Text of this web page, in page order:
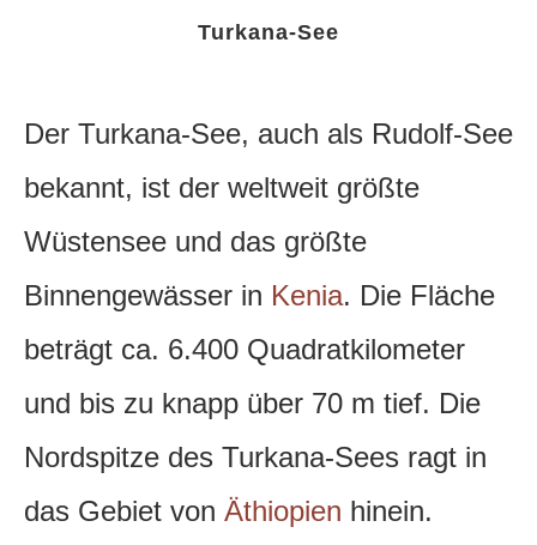
Turkana-See
Der Turkana-See, auch als Rudolf-See
bekannt, ist der weltweit größte
Wüstensee und das größte
Binnengewässer in Kenia. Die Fläche
beträgt ca. 6.400 Quadratkilometer
und bis zu knapp über 70 m tief. Die
Nordspitze des Turkana-Sees ragt in
das Gebiet von Äthiopien hinein.